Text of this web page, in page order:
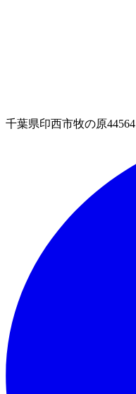
千葉県印西市牧の原44564